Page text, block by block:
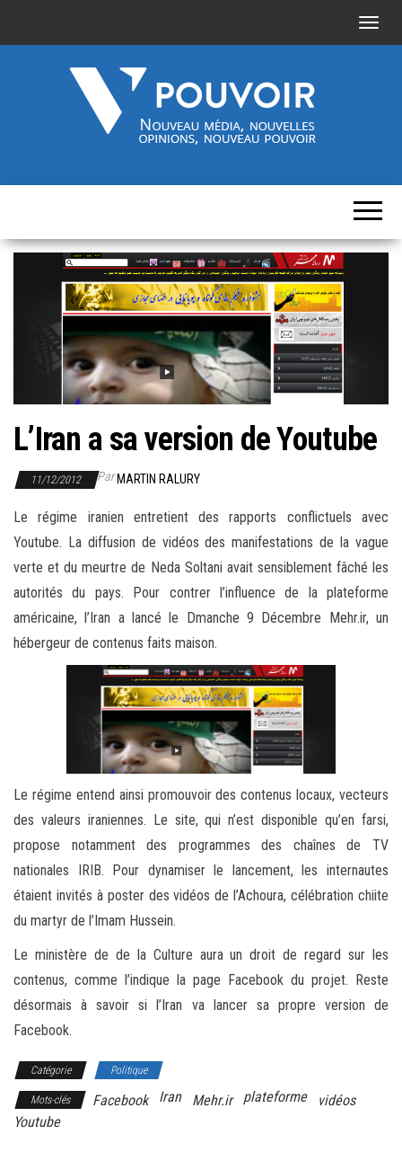
A
r
m
r
l
a
i
média,
nouveau
pouvoir
L’Iran a sa version de Youtube
11/12/2012 ParMARTIN RALURY
Le régime iranien entretient des rapports conflictuels avec
Youtube. La diffusion de vidéos des manifestations de la vague
verte et du meurtre de Neda Soltani avait sensiblement fâché les
autorités du pays. Pour contrer l’influence de la plateforme
américaine, l’Iran a lancé le Dmanche 9 Décembre Mehr.ir, un
hébergeur de contenus faits maison.
Le régime entend ainsi promouvoir des contenus locaux, vecteurs
des valeurs iraniennes. Le site, qui n’est disponible qu’en farsi,
propose notamment des programmes des chaînes de TV
nationales IRIB. Pour dynamiser le lancement, les internautes
étaient invités à poster des vidéos de l’Achoura, célébration chiite
du martyr de l’Imam Hussein.
Le ministère de de la Culture aura un droit de regard sur les
contenus, comme l’indique la page Facebook du projet. Reste
désormais à savoir si l’Iran va lancer sa propre version de
Facebook.
Catégorie Politique
Mots-clés Facebook Iran Mehr.ir plateforme
vidéos
Youtube